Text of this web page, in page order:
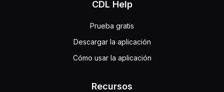
CDL Help
Prueba gratis
Descargar la aplicación
Cómo usar la aplicación
Recursos